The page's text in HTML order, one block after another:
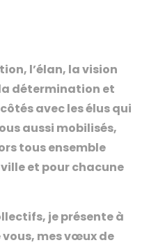
l’élan, la vision
détermination et
avec les élus qui
aussi mobilisés,
tous ensemble
et pour chacune
je présente à
mes vœux de